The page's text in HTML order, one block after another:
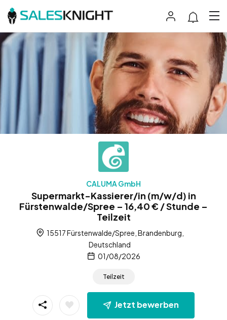
CALUMA GmbH
Supermarkt-Kassierer/in (m/w/d) in
Fürstenwalde/Spree – 16,40 € / Stunde –
Teilzeit
15517 Fürstenwalde/Spree, Brandenburg,
Deutschland
01/08/2026
Teilzeit
Jetzt bewerben